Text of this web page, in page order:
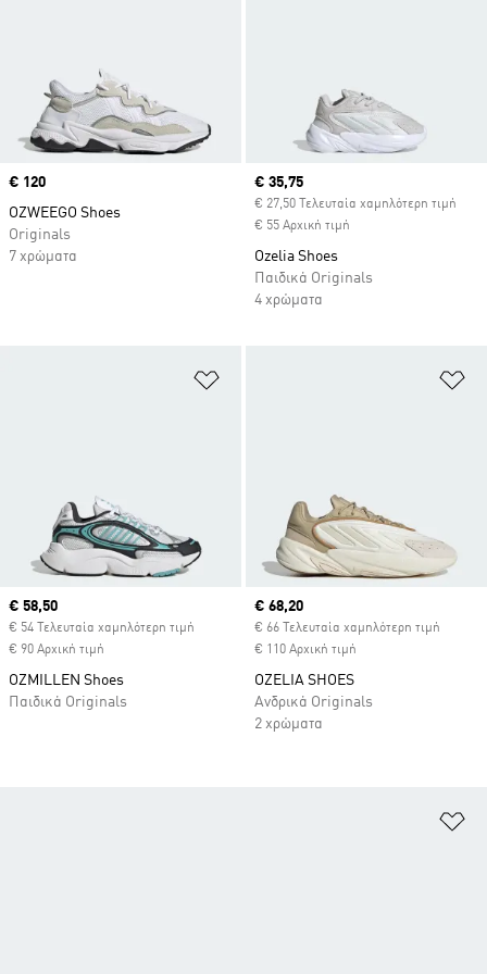
Price
€ 120
OZWEEGO Shoes
Originals
7 χρώματα
Current price
€ 35,75
€ 27,50 Τελευταία χαμηλότερη τιμή
€ 55 Αρχική τιμή
Ozelia Shoes
Παιδικά Originals
4 χρώματα
Προσθήκη στη Λίστα Επιθυμιών
Current price
€ 58,50
€ 54 Τελευταία χαμηλότερη τιμή
€ 90 Αρχική τιμή
OZMILLEN Shoes
Παιδικά Originals
Current price
€ 68,20
€ 66 Τελευταία χαμηλότερη τιμή
€ 110 Αρχική τιμή
OZELIA SHOES
Ανδρικά Originals
2 χρώματα